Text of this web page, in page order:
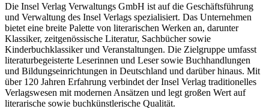
Die Insel Verlag Verwaltungs GmbH ist auf die Geschäftsführung
und Verwaltung des Insel Verlags spezialisiert. Das Unternehmen
bietet eine breite Palette von literarischen Werken an, darunter
Klassiker, zeitgenössische Literatur, Sachbücher sowie
Kinderbuchklassiker und Veranstaltungen. Die Zielgruppe umfasst
literaturbegeisterte Leserinnen und Leser sowie Buchhandlungen
und Bildungseinrichtungen in Deutschland und darüber hinaus. Mit
über 120 Jahren Erfahrung verbindet der Insel Verlag traditionelles
Verlagswesen mit modernen Ansätzen und legt großen Wert auf
literarische sowie buchkünstlerische Qualität.